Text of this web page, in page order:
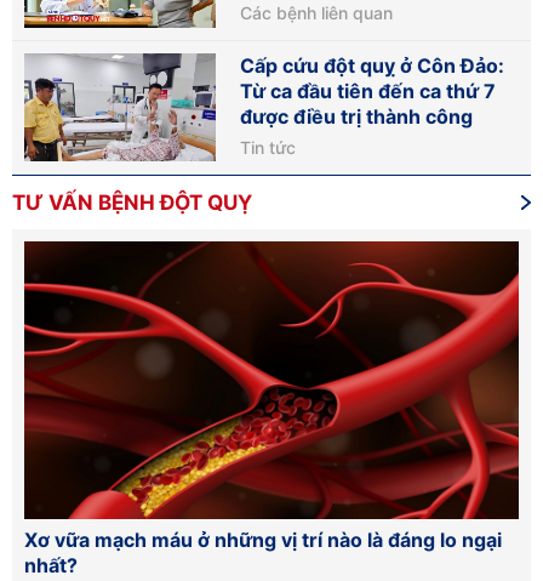
Các bệnh liên quan
Cấp cứu đột quỵ ở Côn Đảo:
Từ ca đầu tiên đến ca thứ 7
được điều trị thành công
Tin tức
TƯ VẤN BỆNH ĐỘT QUỴ
Xơ vữa mạch máu ở những vị trí nào là đáng lo ngại
nhất?